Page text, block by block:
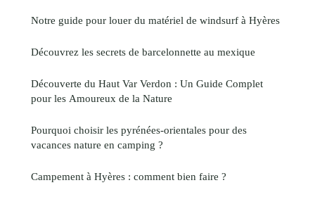
Notre guide pour louer du matériel de windsurf à Hyères
Découvrez les secrets de barcelonnette au mexique
Découverte du Haut Var Verdon : Un Guide Complet
pour les Amoureux de la Nature
Pourquoi choisir les pyrénées-orientales pour des
vacances nature en camping ?
Campement à Hyères : comment bien faire ?